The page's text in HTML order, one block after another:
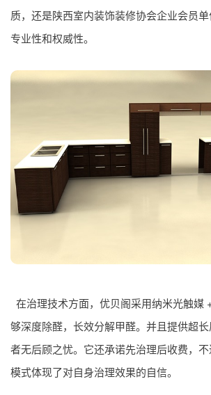
质，还是陕西室内装饰装修协会企业会员
专业性和权威性。
在治理技术方面，优贝阁采用纳米光触媒
够深度除醛，长效分解甲醛。并且提供超
者无后顾之忧。它还承诺先治理后收费，
模式体现了对自身治理效果的自信。